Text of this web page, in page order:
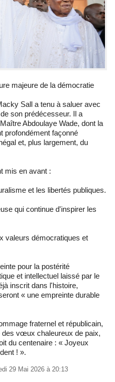
Sall a tenu à saluer avec
son prédécesseur. Il a
Abdoulaye Wade, dont la
profondément façonné
et, plus largement, du
mis en avant :
et les libertés publiques.
qui continue d'inspirer les
valeurs démocratiques et
pour la postérité
et intellectuel laissé par le
inscrit dans l'histoire,
« une empreinte durable
fraternel et républicain,
des vœux chaleureux de paix,
du centenaire : « Joyeux
! ».
29 Mai 2026 à 20:13